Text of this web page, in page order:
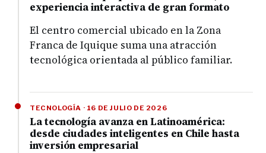
experiencia interactiva de gran formato
El centro comercial ubicado en la Zona
Franca de Iquique suma una atracción
tecnológica orientada al público familiar.
TECNOLOGÍA · 16 DE JULIO DE 2026
La tecnología avanza en Latinoamérica:
desde ciudades inteligentes en Chile hasta
inversión empresarial